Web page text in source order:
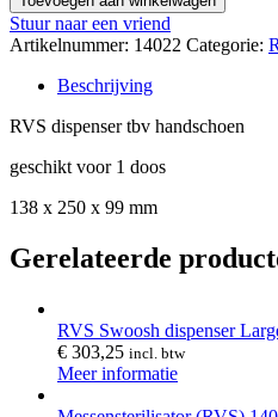
Stuur naar een vriend
Artikelnummer: 14022 Categorie:
Beschrijving
RVS dispenser tbv handschoen
geschikt voor 1 doos
138 x 250 x 99 mm
Gerelateerde
RVS Swoosh dispenser
€ 303,25 incl. btw
Meer informatie